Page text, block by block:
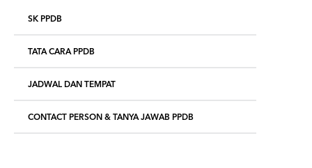
SK PPDB
TATA CARA PPDB
JADWAL DAN TEMPAT
CONTACT PERSON & TANYA JAWAB PPDB